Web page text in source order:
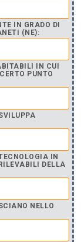
IN GRADO DI
(NE):
IN CUI
PUNTO
IN
DELLA
NELLO